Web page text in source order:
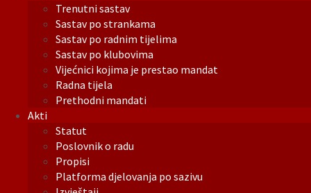
Trenutni sastav
Sastav po strankama
Sastav po radnim tijelima
Sastav po klubovima
Vijećnici kojima je prestao mandat
Radna tijela
Prethodni mandati
Akti
Statut
Poslovnik o radu
Propisi
Platforma djelovanja po sazivu